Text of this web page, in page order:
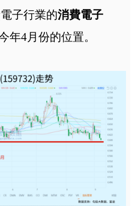
子行業的消費電子
年4月份的位置。